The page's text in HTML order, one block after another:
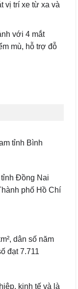
vị trí xe từ xa và
với 4 mắt
mù, hỗ trợ đỗ
tỉnh Bình
Đồng Nai
phố Hồ Chí
dân số năm
đạt 7.711
kinh tế và là